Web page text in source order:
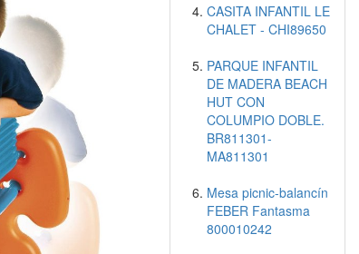
CASITA INFANTIL LE
CHALET - CHI89650
PARQUE INFANTIL
DE MADERA BEACH
HUT CON
COLUMPIO DOBLE.
BR811301-
MA811301
Mesa picnic-balancín
FEBER Fantasma
800010242